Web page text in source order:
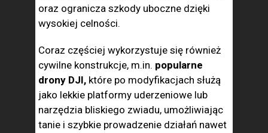
oraz ogranicza szkody uboczne dzięki
wysokiej celności.
Coraz częściej wykorzystuje się również
cywilne konstrukcje, m.in. popularne
drony DJI, które po modyfikacjach służą
jako lekkie platformy uderzeniowe lub
narzędzia bliskiego zwiadu, umożliwiając
tanie i szybkie prowadzenie działań nawet